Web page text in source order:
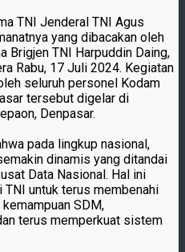
TNI Jenderal TNI Agus
yang dibacakan oleh
Brigjen TNI Harpuddin Daing,
Rabu, 17 Juli 2024. Kegiatan
seluruh personel Kodam
tersebut digelar di
Denpasar.
pada lingkup nasional,
dinamis yang ditandai
Data Nasional. Hal ini
untuk terus membenahi
SDM,
terus memperkuat sistem